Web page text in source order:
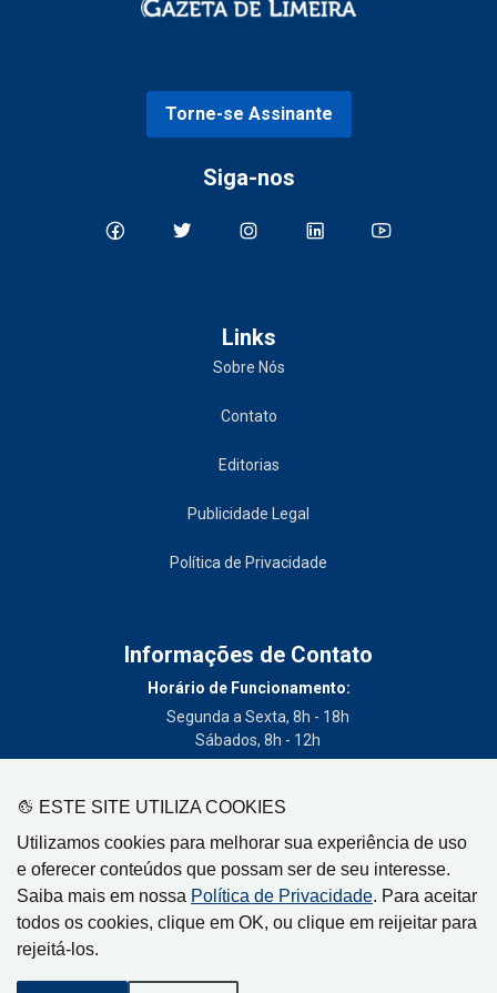
ESTE SITE UTILIZA COOKIES
Utilizamos cookies para melhorar sua experiência de uso
e oferecer conteúdos que possam ser de seu interesse.
Saiba mais em nossa Política de Privacidade. Para aceitar
todos os cookies, clique em OK, ou clique em reijeitar para
rejeitá-los.
Torne-se Assinante
Siga-nos
Links
Sobre Nós
Contato
Editorias
Publicidade Legal
Política de Privacidade
Informações de Contato
Horário de Funcionamento:
Segunda a Sexta, 8h - 18h
Sábados, 8h - 12h
(19) 3404-3700
Circulação:
Limeira - SP, Artur Nogueira - SP, Cordeirópolis - SP,
Engenheiro Coelho - SP, Iracemápolis - SP